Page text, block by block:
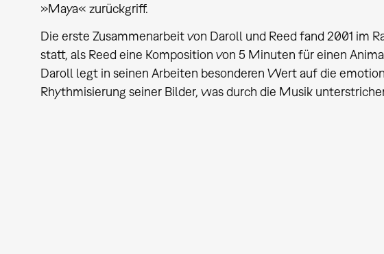
»Maya« zurückgriff.
Die erste Zusammenarbeit von Daroll und Reed fand 2001 im
statt, als Reed eine Komposition von 5 Minuten für einen
Daroll legt in seinen Arbeiten besonderen Wert auf die
Rhythmisierung seiner Bilder, was durch die Musik